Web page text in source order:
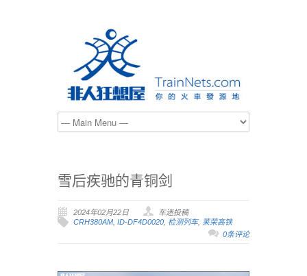
雪后疾驰的青铜剑
2024年02月22日
车迷投稿
CRH380AM, ID-DF4D0020, 检测列车, 莱荣高铁
0条评论